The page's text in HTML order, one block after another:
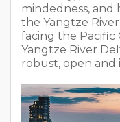
mindedness, and
the Yangtze
facing the Pacific
Yangtze River
robust, open and